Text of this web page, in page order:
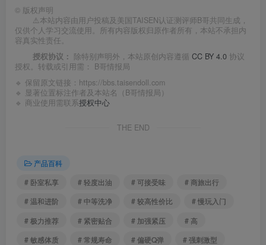
© 版权声明
⚠️本站内容由用户投稿及美国TAISEN认证测评师B哥共同生成，
仅供个人学习交流使用。所有内容版权归原作者所有，本站不承担内
容真实性责任。
授权协议： 除特别声明外，本站原创内容遵循 CC BY 4.0 协议
授权。转载或引用需： B哥情报局
🔹 保留原文链接： https://bbs.taisendoll.com
🔹 显著位置标注作者及本站名（B哥情报局）
🔹 商业使用需联系授权中心
THE END
产品百科
# 卧室私享
# 轻度出油 # 可接受味
# 商旅出行
# 温和进阶
# 中等洗净 # 较高性价比
# 慢玩入门
# 极力推荐
# 紧密贴合 # 加强紧压
# 高
# 敏感体质
# 常规寿命 # 偏硬Q弹
# 强刺激型